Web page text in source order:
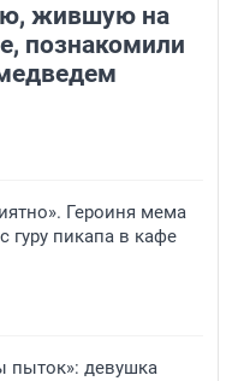
жившую на
познакомили
Героиня мема
гуру пикапа в кафе
пыток»: девушка